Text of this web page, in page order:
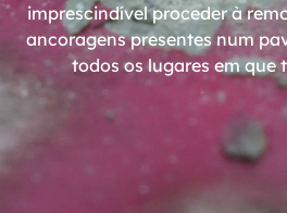
imprescindível proceder à
ancoragens presentes num
todos os lugares em que